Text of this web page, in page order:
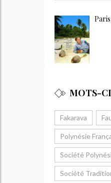
MOTS-
Fakarava
Polynésie
Société
Société